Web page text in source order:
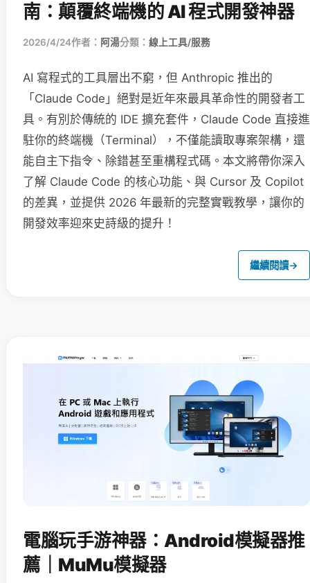
南：顛覆終端機的 AI 程式開發神器
2026/4/24作者： 阿湯分類： 線上工具/服務
AI 寫程式的工具層出不窮，但 Anthropic 推出的
「Claude Code」絕對是近年來最具革命性的開發者工
具。有別於傳統的 IDE 擴充套件，Claude Code 直接進
駐你的終端機（Terminal），不僅能讀取專案架構，還
能自主下指令、除錯甚至重構程式碼。本文將帶你深入
了解 Claude Code 的核心功能、與 Cursor 及 Copilot
的差異，並提供 2026 年最新的完整實戰教學，讓你的
開發效率迎來史詩級的提升！
繼續閱讀→
電腦玩手游神器：Android模擬器推
薦｜MuMu模擬器